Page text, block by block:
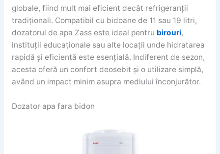
globale, fiind mult mai eficient decât refrigeranții
tradiționali. Compatibil cu bidoane de 11 sau 19 litri,
dozatorul de apa Zass este ideal pentru birouri,
instituții educaționale sau alte locații unde hidratarea
rapidă și eficientă este esențială. Indiferent de sezon,
acesta oferă un confort deosebit și o utilizare simplă,
având un impact minim asupra mediului înconjurător.
Dozator apa fara bidon